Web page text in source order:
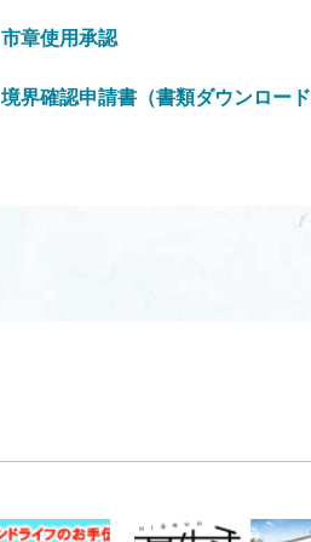
市章使用承認
境界確認申請書（書類ダウンロー